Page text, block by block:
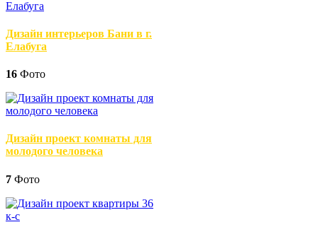
Дизайн интерьеров Бани в г.
Елабуга
16 Фото
Дизайн проект комнаты для
молодого человека
7 Фото